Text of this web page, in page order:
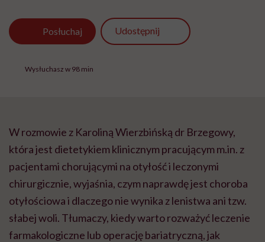
Posłuchaj Udostępnij
Wysłuchasz w 98 min
W rozmowie z Karoliną Wierzbińską dr Brzegowy,
która jest dietetykiem klinicznym pracującym m.in. z
pacjentami chorującymi na otyłość i leczonymi
chirurgicznie, wyjaśnia, czym naprawdę jest choroba
otyłościowa i dlaczego nie wynika z lenistwa ani tzw.
słabej woli. Tłumaczy, kiedy warto rozważyć leczenie
farmakologiczne lub operację bariatryczną, jak